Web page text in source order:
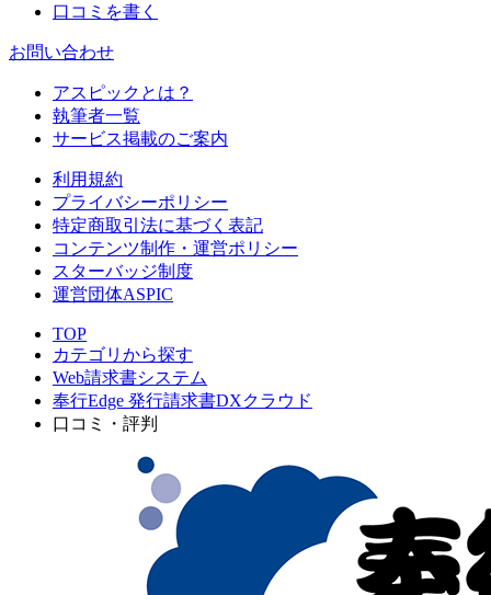
口コミを書く
お問い合わせ
アスピックとは？
執筆者一覧
サービス掲載のご案内
利用規約
プライバシーポリシー
特定商取引法に基づく表記
コンテンツ制作・運営ポリシー
スターバッジ制度
運営団体ASPIC
TOP
カテゴリから探す
Web請求書システム
奉行Edge 発行請求書DXクラウド
口コミ・評判